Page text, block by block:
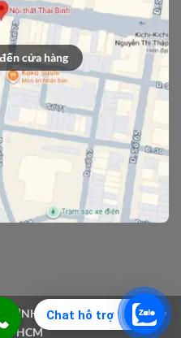
cửa hàng
BÌNH - Sản xuất nội thất gỗ tự
Chat hỗ trợ